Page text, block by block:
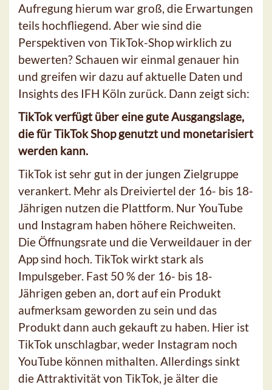
Aufregung hierum war groß, die Erwartungen
teils hochfliegend. Aber wie sind die
Perspektiven von TikTok-Shop wirklich zu
bewerten? Schauen wir einmal genauer hin
und greifen wir dazu auf aktuelle Daten und
Insights des IFH Köln zurück. Dann zeigt sich:
TikTok verfügt über eine gute Ausgangslage,
die für TikTok Shop genutzt und monetarisiert
werden kann.
TikTok ist sehr gut in der jungen Zielgruppe
verankert. Mehr als Dreiviertel der 16- bis 18-
Jährigen nutzen die Plattform. Nur YouTube
und Instagram haben höhere Reichweiten.
Die Öffnungsrate und die Verweildauer in der
App sind hoch. TikTok wirkt stark als
Impulsgeber. Fast 50 % der 16- bis 18-
Jährigen geben an, dort auf ein Produkt
aufmerksam geworden zu sein und das
Produkt dann auch gekauft zu haben. Hier ist
TikTok unschlagbar, weder Instagram noch
YouTube können mithalten. Allerdings sinkt
die Attraktivität von TikTok, je älter die